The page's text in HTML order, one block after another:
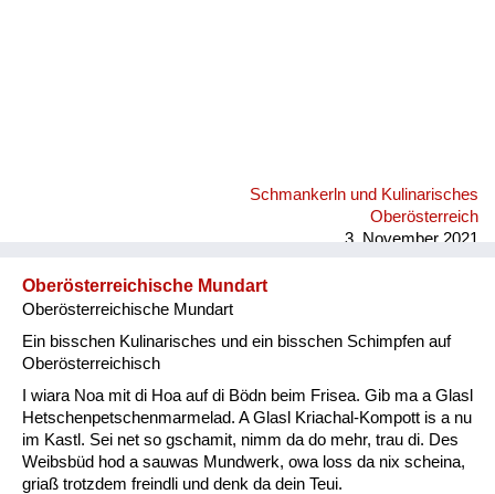
Schmankerln und Kulinarisches
Oberösterreich
3. November 2021
Oberösterreichische Mundart
Oberösterreichische Mundart
Ein bisschen Kulinarisches und ein bisschen Schimpfen auf
Oberösterreichisch
I wiara Noa mit di Hoa auf di Bödn beim Frisea. Gib ma a Glasl
Hetschenpetschenmarmelad. A Glasl Kriachal-Kompott is a nu
im Kastl. Sei net so gschamit, nimm da do mehr, trau di. Des
Weibsbüd hod a sauwas Mundwerk, owa loss da nix scheina,
griaß trotzdem freindli und denk da dein Teui.